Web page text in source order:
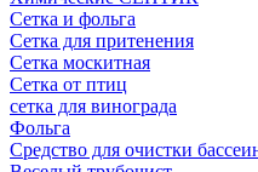
Сетка и фольга
Сетка для притенения
Сетка москитная
Сетка от птиц
сетка для винограда
Фольга
Средство для очистки